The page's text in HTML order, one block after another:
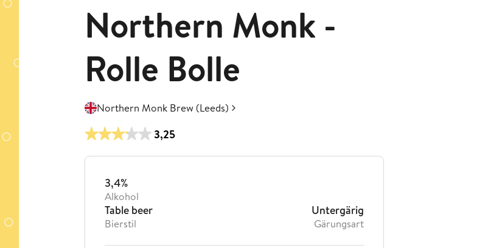
Northern Monk -
Rolle Bolle
Northern Monk Brew (Leeds)
3,25
3,4%
Alkohol
Table beer
Bierstil
Untergärig
Gärungsart